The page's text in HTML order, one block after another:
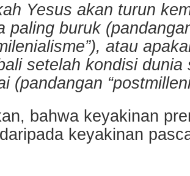
Yesus akan turun
paling buruk
atau
setelah kondisi dunia
(pandangan
bahwa keyakinan
keyakinan